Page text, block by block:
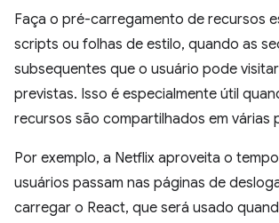
Faça o pré-carregamento de recursos
scripts ou folhas de estilo, quando as
subsequentes que o usuário pode
previstas. Isso é especialmente útil
recursos são compartilhados em várias
Por exemplo, a Netflix aproveita o
usuários passam nas páginas de
carregar o React, que será usado